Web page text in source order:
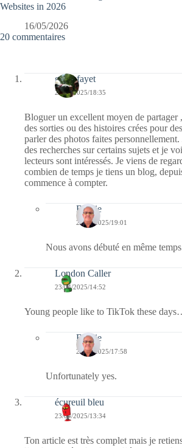
Websites in 2026
16/05/2026
20 commentaires
giselefayet
24/04/2025/18:35
Bloguer un excellent moyen de partager
des sorties ou des histoires crées pour
parler des photos faites personnellement.
des recherches sur certains sujets et je
lecteurs sont intéressés. Je viens de
combien de temps je tiens un blog,
commence à compter.
Bernie
24/04/2025/19:01
Nous avons débuté en même
London Caller
23/04/2025/14:52
Young people like to TikTok these
Bernie
24/04/2025/17:58
Unfortunately yes.
écureuil bleu
23/04/2025/13:34
Ton article est très complet mais je